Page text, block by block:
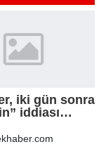
iki gün sonra
iddiası